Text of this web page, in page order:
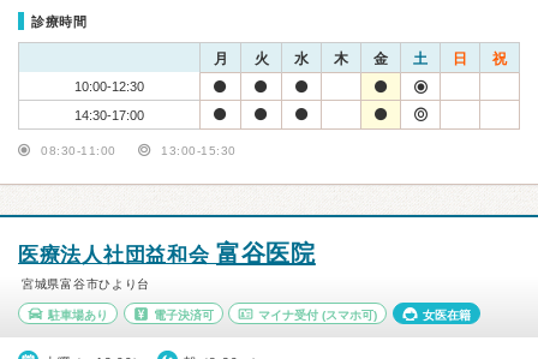
診療時間
月 火 水 木 金 土 日 祝
10:00-12:30
14:30-17:00
08:30-11:00 13:00-15:30
医療法人社団益和会 富谷医院
宮城県富谷市ひより台
駐車場あり 電子決済可 マイナ受付 (スマホ可) 女医在籍